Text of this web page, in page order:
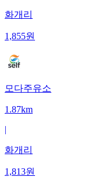
화개리
1,855원
모다주유소
1.87km
|
화개리
1,813원